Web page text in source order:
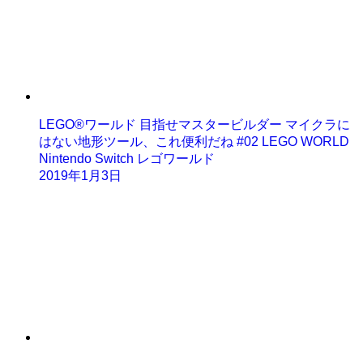
LEGO®ワールド 目指せマスタービルダー マイクラに
はない地形ツール、これ便利だね #02 LEGO WORLD
Nintendo Switch レゴワールド
2019年1月3日